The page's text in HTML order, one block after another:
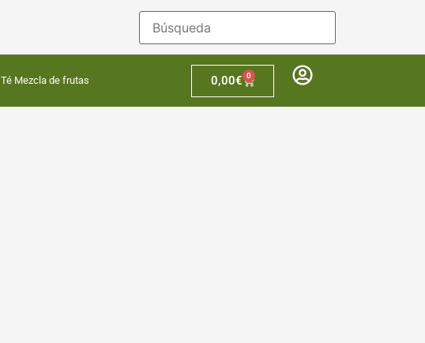
Té Mezcla de frutas 0,00€ 0